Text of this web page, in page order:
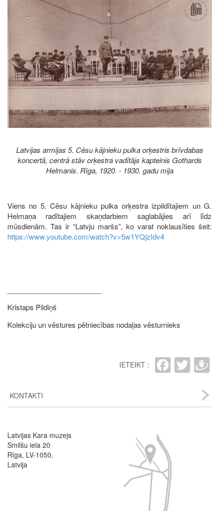
Latvijas armijas 5. Cēsu kājnieku pulka orķestris brīvdabas
koncertā, centrā stāv orķestra vadītājs kapteinis Gothards
Helmanis. Rīga, 1920. - 1930. gadu mija
Viens no 5. Cēsu kājnieku pulka orķestra izpildītajiem un G.
Helmaņa radītajiem skaņdarbiem saglabājies arī līdz
mūsdienām. Tas ir “Latvju maršs”, ko varat noklausīties šeit:
https://www.youtube.com/watch?v=5w1YQjzIdv4
Kristaps Pildiņš
Kolekciju un vēstures pētniecības nodaļas vēsturnieks
IETEIKT :
KONTAKTI
Latvijas Kara muzejs
Smilšu iela 20
Rīga, LV-1050,
Latvija